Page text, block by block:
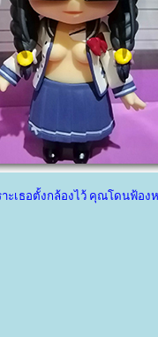
ะเธอตั้งกล้องไว้ คุณโดนฟ้อง